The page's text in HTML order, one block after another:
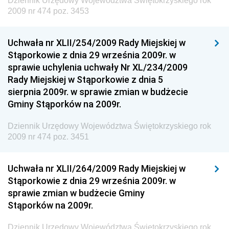
Dziennik Urzędowy Ministerstwa Przemysłu
Chemicznego i Lekkiego
Dziennik Urzędowy Ministerstwa Rolnictwa i
Gospodarki Żywnościowej
Społecznej
Dziennik Urzędowy Ministra Cyfryzacji
Dziennik Urzędowy Ministra Infrastruktury i
Budownictwa
Dziennik Urzędowy Ministra Gospodarki Morskiej i
2009 nr 474 poz. 3453
Uchwała nr XLII/254/2009 Rady Miejskiej w
Stąporkowie z dnia 29 września 2009r. w
sprawie uchylenia uchwały Nr XL/234/2009
Rady Miejskiej w Stąporkowie z dnia 5
sierpnia 2009r. w sprawie zmian w budżecie
Gminy Stąporków na 2009r.
Dziennik Urzędowy Województwa Świętokrzyskiego rok
2009 nr 474 poz. 3451
Uchwała nr XLII/264/2009 Rady Miejskiej w
Stąporkowie z dnia 29 września 2009r. w
sprawie zmian w budżecie Gminy
Stąporków na 2009r.
Dziennik Urzędowy Województwa Świętokrzyskiego rok